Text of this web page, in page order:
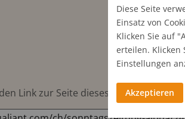
Link zur Seite dieses Titels direkt in
Diese Seite
Einsatz von
Klicken Sie auf
erteilen. Klicken
Einstellungen
Akzeptieren